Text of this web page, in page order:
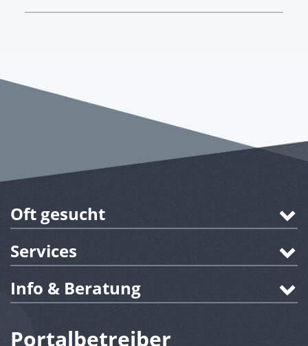
Oft gesucht
Services
Info & Beratung
Portalbetreiber